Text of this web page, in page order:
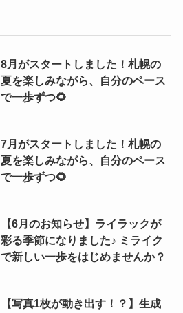
8月がスタートしました！札幌の
夏を楽しみながら、自分のペース
で一歩ずつ🌻
7月がスタートしました！札幌の
夏を楽しみながら、自分のペース
で一歩ずつ🌻
【6月のお知らせ】ライラックが
彩る季節になりました♪ ミライク
で新しい一歩をはじめませんか？
【写真1枚が動き出す！？】生成